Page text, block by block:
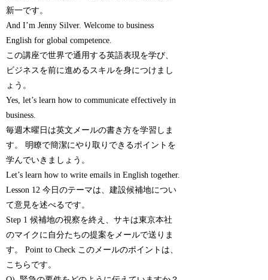
新一です。
And I’m Jenny Silver. Welcome to business
English for global competence.
この講座で世界で通用する英語表現を学び、
ビジネスを前に進めるスキルを身につけまし
ょう。
Yes, let’s learn how to communicate effectively in
business.
毎週木曜日は英文メールの書き方を学習しま
す。 明瞭で簡潔にやり取りできるポイントを
学んでいきましょう。
Let’s learn how to write emails in English together.
Lesson 12 今日のテーマは、建設候補地につい
て意見を述べるです。
Step 1 候補地の視察を終え、サキは東京本社
のマイクに自分たちの提案をメールで送りま
す。 Point to Check このメールのポイントは、
こちらです。